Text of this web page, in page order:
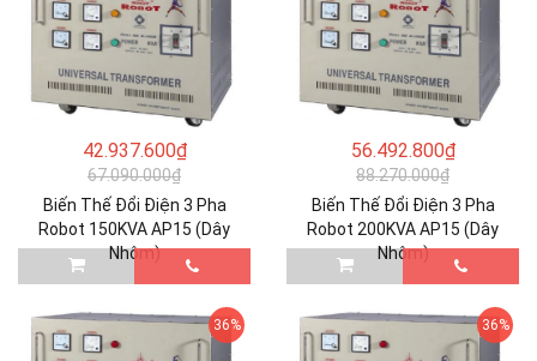
42.937.600₫
67.090.000₫
Biến Thế Đổi Điện 3 Pha
Robot 150KVA AP15 (Dây
Nhôm)
56.492.800₫
88.270.000₫
Biến Thế Đổi Điện 3 Pha
Robot 200KVA AP15 (Dây
Nhôm)
36% 36%